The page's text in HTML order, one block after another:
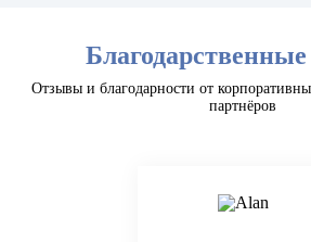
Отзывы и благодарности от
партнёров